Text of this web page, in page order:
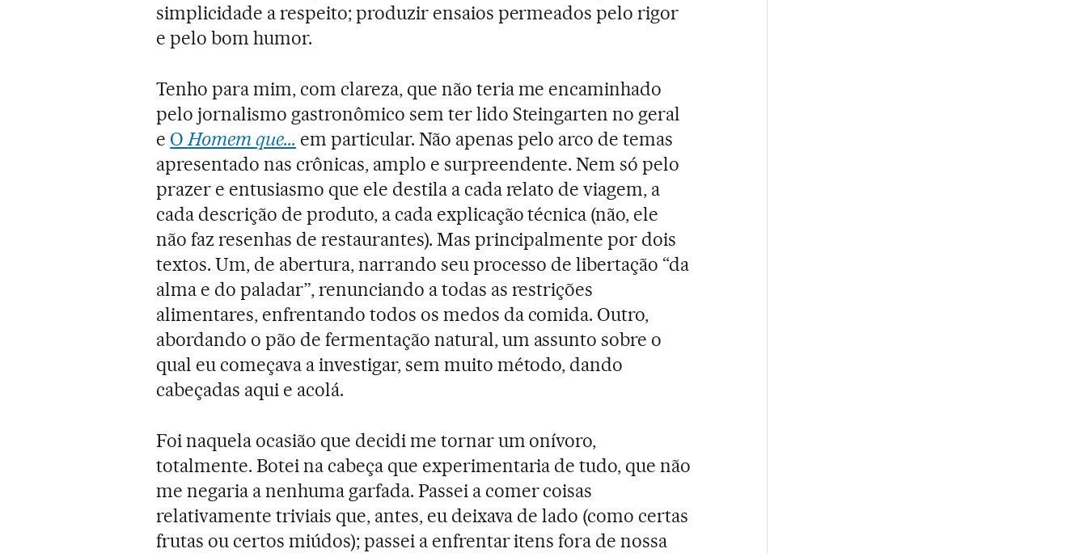
simplicidade a respeito; produzir ensaios permeados pelo rigor
e pelo bom humor.
Tenho para mim, com clareza, que não teria me encaminhado
pelo jornalismo gastronômico sem ter lido Steingarten no geral
e OHomem que... em particular. Não apenas pelo arco de temas
apresentado nas crônicas, amplo e surpreendente. Nem só pelo
prazer e entusiasmo que ele destila a cada relato de viagem, a
cada descrição de produto, a cada explicação técnica (não, ele
não faz resenhas de restaurantes). Mas principalmente por dois
textos. Um, de abertura, narrando seu processo de libertação “da
alma e do paladar”, renunciando a todas as restrições
alimentares, enfrentando todos os medos da comida. Outro,
abordando o pão de fermentação natural, um assunto sobre o
qual eu começava a investigar, sem muito método, dando
cabeçadas aqui e acolá.
Foi naquela ocasião que decidi me tornar um onívoro,
totalmente. Botei na cabeça que experimentaria de tudo, que não
me negaria a nenhuma garfada. Passei a comer coisas
relativamente triviais que, antes, eu deixava de lado (como certas
frutas ou certos miúdos); passei a enfrentar itens fora de nossa